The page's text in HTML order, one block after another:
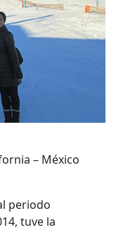
– México
periodo
tuve la